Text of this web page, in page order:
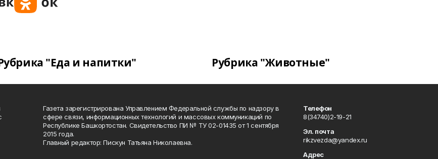
"Еда и напитки" Рубрика "Животные"
Газета зарегистрирована Управлением Федеральной службы по надзору в
сфере связи, информационных технологий и массовых коммуникаций по
Республике Башкортостан. Свидетельство ПИ № ТУ 02-01435 от 1 сентября
2015 года.
Главный редактор: Пискун Татьяна Николаевна.
Телефон
8(34740)2-19-21
Эл. почта
rikzvezda@yandex.ru
Адрес